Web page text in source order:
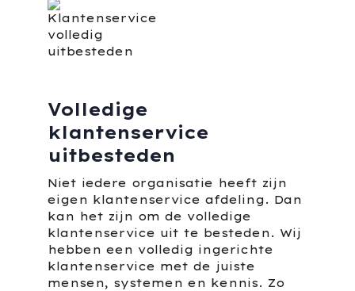
Volledige
klantenservice
uitbesteden
Niet iedere organisatie heeft zijn
eigen klantenservice afdeling. Dan
kan het zijn om de volledige
klantenservice uit te besteden. Wij
hebben een volledig ingerichte
klantenservice met de juiste
mensen, systemen en kennis. Zo